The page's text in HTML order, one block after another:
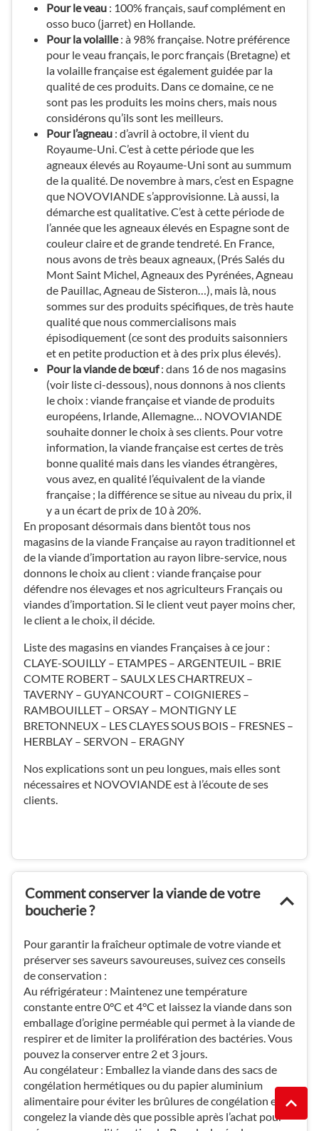
Pour le veau : 100% français, sauf complément en
osso buco (jarret) en Hollande.
Pour la volaille: à 98% française. Notre préférence
pour le veau français, le porc français (Bretagne) et
la volaille française est également guidée par la
qualité de ces produits. Dans ce domaine, ce ne
sont pas les produits les moins chers, mais nous
considérons qu’ils sont les meilleurs.
Pour l’agneau : d’avril à octobre, il vient du
Royaume-Uni. C’est à cette période que les
agneaux élevés au Royaume-Uni sont au summum
de la qualité. De novembre à mars, c’est en Espagne
que NOVOVIANDE s’approvisionne. Là aussi, la
démarche est qualitative. C’est à cette période de
l’année que les agneaux élevés en Espagne sont de
couleur claire et de grande tendreté. En France,
nous avons de très beaux agneaux, (Prés Salés du
Mont Saint Michel, Agneaux des Pyrénées, Agneau
de Pauillac, Agneau de Sisteron…), mais là, nous
sommes sur des produits spécifiques, de très haute
qualité que nous commercialisons mais
épisodiquement (ce sont des produits saisonniers
et en petite production et à des prix plus élevés).
Pour la viande de bœuf: dans 16 de nos magasins
(voir liste ci-dessous), nous donnons à nos clients
le choix : viande française et viande de produits
européens, Irlande, Allemagne… NOVOVIANDE
souhaite donner le choix à ses clients. Pour votre
information, la viande française est certes de très
bonne qualité mais dans les viandes étrangères,
vous avez, en qualité l’équivalent de la viande
française ; la différence se situe au niveau du prix, il
y a un écart de prix de 10 à 20%.
En proposant désormais dans bientôt tous nos
magasins de la viande Française au rayon traditionnel et
de la viande d’importation au rayon libre-service, nous
donnons le choix au client : viande française pour
défendre nos élevages et nos agriculteurs Français ou
viandes d’importation. Si le client veut payer moins cher,
le client a le choix, il décide.
Liste des magasins en viandes Françaises à ce jour :
CLAYE-SOUILLY – ETAMPES – ARGENTEUIL – BRIE
COMTE ROBERT – SAULX LES CHARTREUX –
TAVERNY – GUYANCOURT – COIGNIERES –
RAMBOUILLET – ORSAY – MONTIGNY LE
BRETONNEUX – LES CLAYES SOUS BOIS – FRESNES –
HERBLAY – SERVON – ERAGNY
Nos explications sont un peu longues, mais elles sont
nécessaires et NOVOVIANDE est à l’écoute de ses
clients.
Comment conserver la viande de votre
boucherie ?
Pour garantir la fraîcheur optimale de votre viande et
préserver ses saveurs savoureuses, suivez ces conseils
de conservation :
Au réfrigérateur : Maintenez une température
constante entre 0°C et 4°C et laissez la viande dans son
emballage d’origine perméable qui permet à la viande de
respirer et de limiter la prolifération des bactéries. Vous
pouvez la conserver entre 2 et 3 jours.
Au congélateur : Emballez la viande dans des sacs de
congélation hermétiques ou du papier aluminium
alimentaire pour éviter les brûlures de congélation et
congelez la viande dès que possible après l’achat pour
EN